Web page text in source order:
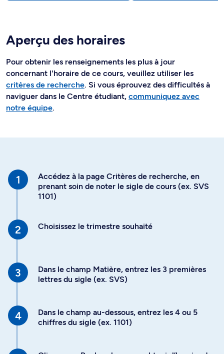
Aperçu des horaires
Pour obtenir les renseignements les plus à jour
concernant l'horaire de ce cours, veuillez utiliser les
critères de recherche. Si vous éprouvez des difficultés à
naviguer dans le Centre étudiant, communiquez avec
notre équipe.
Accédez à la page Critères de recherche, en
prenant soin de noter le sigle de cours (ex. SVS
1101)
Choisissez le trimestre souhaité
Dans le champ Matière, entrez les 3 premières
lettres du sigle (ex. SVS)
Dans le champ au-dessous, entrez les 4 ou 5
chiffres du sigle (ex. 1101)